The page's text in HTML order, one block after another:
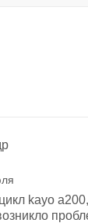
kayo